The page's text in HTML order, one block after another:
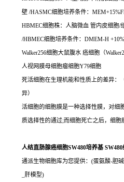
壁 /HASMC细胞培养条件：
HBMEC细胞株：人脑微血 管内皮细胞/
/HBMEC细胞培养条件：DMEM-H
Walker256细胞大鼠腹水 癌细胞（
人视网膜母细胞瘤细胞Y79细胞
死活细胞在生理机能和性质上的差异：
异）
活细胞的细胞膜是一种选择性膜，对细
质选择性的通过;而细胞死亡之后，细胞
人结直肠腺癌细胞SW480培养基 SW480
通派生物细胞库为您提供：(蛋氨酸-胆
_肝模型)